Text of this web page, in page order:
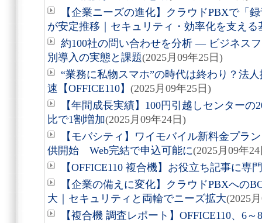
【企業ニーズの進化】クラウドPBXで「
が安定推移｜セキュリティ・効率化を支える
約100社の問い合わせを分析 ― ビジネス
別導入の実態と課題(2025月09年25日)
“業務に私物スマホ”の時代は終わり？法
速【OFFICE110】 (2025月09年25日)
【年間成長実績】100円引越しセンター
比で1割増加(2025月09年24日)
【モバシティ】ワイモバイル新料金プラ
供開始 Web完結で申込可能に(2025月09年
【OFFICE110 複合機】お役立ち記事に専
【企業の備えに変化】クラウドPBXへの
大｜セキュリティと両輪でニーズ拡大(2025
【複合機 調査レポート】OFFICE110、6